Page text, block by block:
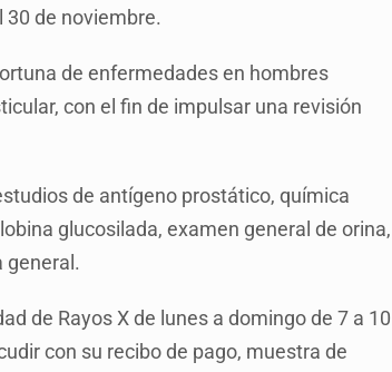
de noviembre.
de enfermedades en hombres
con el fin de impulsar una revisión
de antígeno prostático, química
glucosilada, examen general de orina,
general.
de Rayos X de lunes a domingo de 7 a 10
con su recibo de pago, muestra de